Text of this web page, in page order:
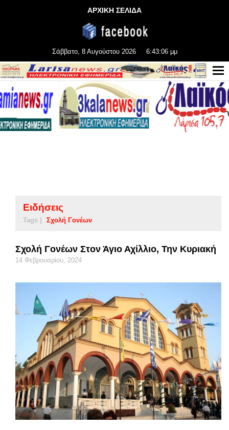
ΑΡΧΙΚΗ ΣΕΛΙΔΑ
Σάββατο, 8 Αυγούστου 2026 6:43:06 μμ
Ειδήσεις
Tags | Σχολή Γονέων
Σχολή Γονέων Στον Άγιο Αχίλλιο, Την Κυριακή
14 Φεβρουαρίου, 2024